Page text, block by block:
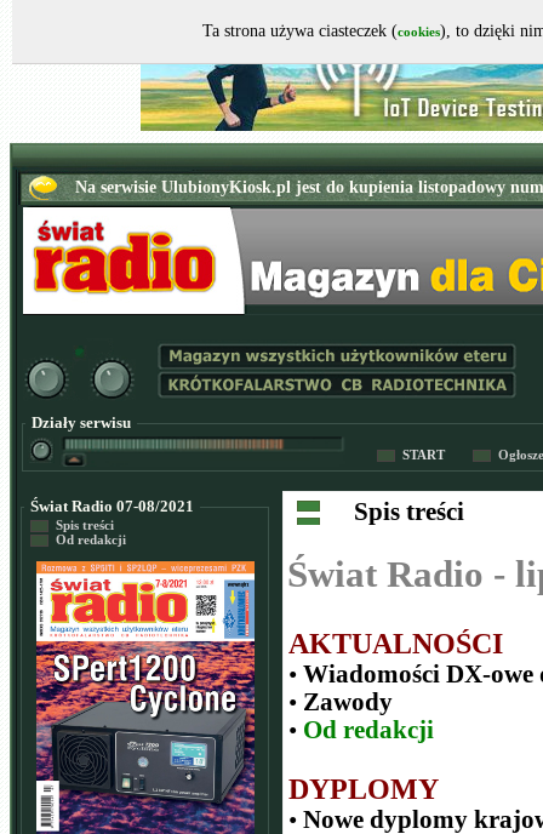
Działy serwisu
START
Świat Radio 07-08/2021
Spis treści
Od redakcji
Spis treści
Świat Radio -
AKTUALNOŚCI
• Wiadomości DX-
• Zawody
• Od redakcji
DYPLOMY
• Nowe dyplomy
Ta strona używa ciasteczek (cookies), to dzięki